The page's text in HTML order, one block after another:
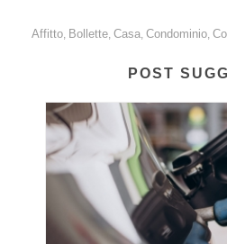
Affitto, Bollette, Casa, Condominio,
POST